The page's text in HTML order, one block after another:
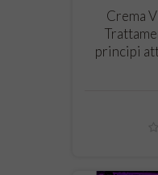
Crema
principi